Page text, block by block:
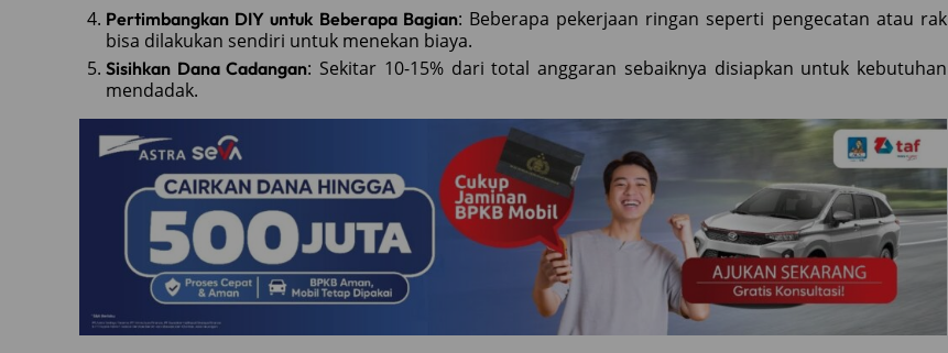
Pertimbangkan DIY untuk Beberapa Bagian: Beberapa pekerjaan ringan seperti pengecatan atau rak
bisa dilakukan sendiri untuk menekan biaya.
Sisihkan Dana Cadangan: Sekitar 10-15% dari total anggaran sebaiknya disiapkan untuk kebutuhan
mendadak.